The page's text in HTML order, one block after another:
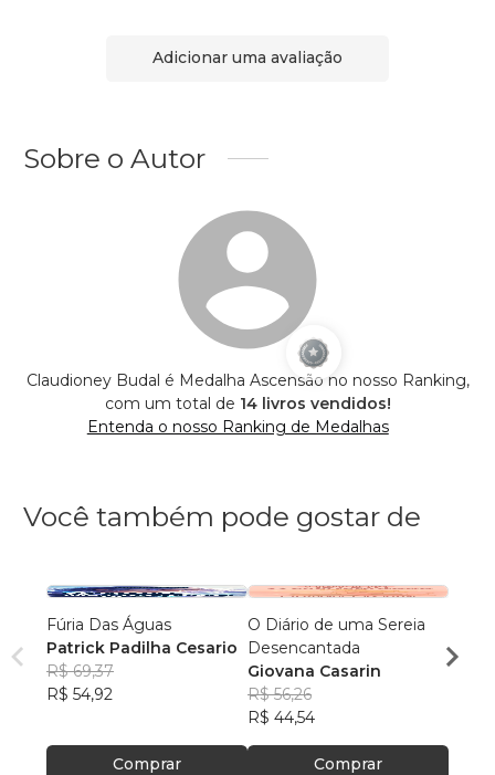
Adicionar uma avaliação
Sobre o Autor
Claudioney Budal é Medalha Ascensão no nosso Ranking,
com um total de 14 livros vendidos!
Entenda o nosso Ranking de Medalhas
Você também pode gostar de
Fúria Das Águas
Patrick Padilha Cesario
R$ 69,37
R$ 54,92
Comprar
O Diário de uma Sereia
Desencantada
Giovana Casarin
R$ 56,26
R$ 44,54
Comprar
R$